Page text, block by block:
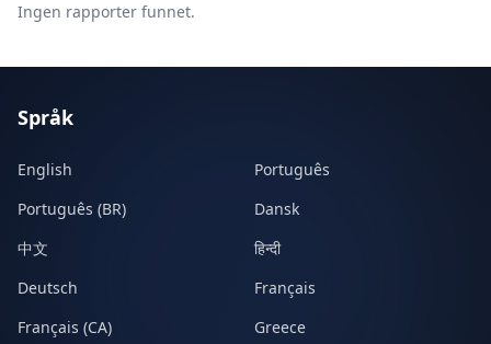
Ingen rapporter funnet.
Språk
English
Português
Português (BR)
Dansk
中文
हिन्दी
Deutsch
Français
Français (CA)
Greece